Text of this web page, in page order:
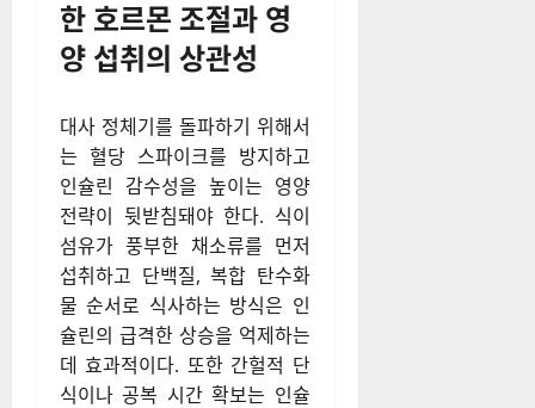
인슐린 저항성은 체내 지방 분해를 억제하는 핵심 요인이다.(사진
=AI 생성 이미지)
대사 효율 극대화 위
한 호르몬 조절과 영
양 섭취의 상관성
대사 정체기를 돌파하기 위해서
는 혈당 스파이크를 방지하고